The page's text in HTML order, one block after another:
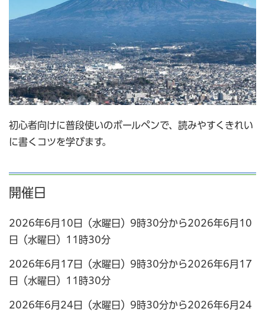
初心者向けに普段使いのボールペンで、読みやすくきれい
に書くコツを学びます。
開催日
2026年6月10日（水曜日）9時30分から2026年6月10
日（水曜日）11時30分
2026年6月17日（水曜日）9時30分から2026年6月17
日（水曜日）11時30分
2026年6月24日（水曜日）9時30分から2026年6月24